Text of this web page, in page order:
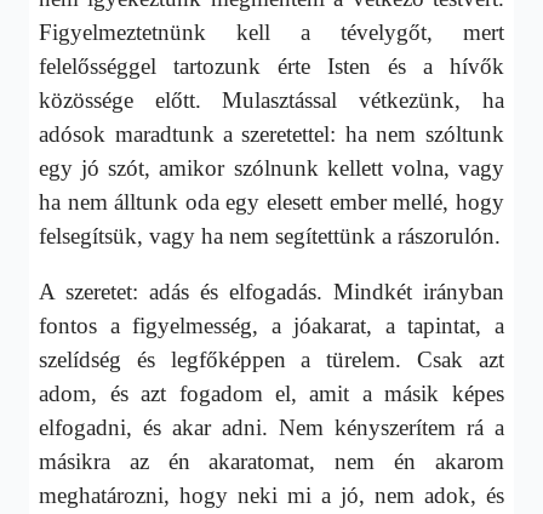
Figyelmeztetnünk kell a tévelygőt, mert
felelősséggel tartozunk érte Isten és a hívők
közössége előtt. Mulasztással vétkezünk, ha
adósok maradtunk a szeretettel: ha nem szóltunk
egy jó szót, amikor szólnunk kellett volna, vagy
ha nem álltunk oda egy elesett ember mellé, hogy
felsegítsük, vagy ha nem segítettünk a rászorulón.
A szeretet: adás és elfogadás. Mindkét irányban
fontos a figyelmesség, a jóakarat, a tapintat, a
szelídség és legfőképpen a türelem. Csak azt
adom, és azt fogadom el, amit a másik képes
elfogadni, és akar adni. Nem kényszerítem rá a
másikra az én akaratomat, nem én akarom
meghatározni, hogy neki mi a jó, nem adok, és